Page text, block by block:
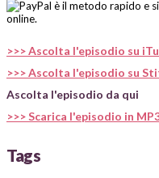
>>> Ascolta l'episodio su
>>> Ascolta l'episodio su
Ascolta l'episodio da qui
>>> Scarica l'episodio in
Tags